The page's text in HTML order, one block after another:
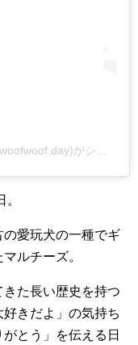
愛玩犬の一種でギ
ルチーズ。
た長い歴史を持つ
きだよ」の気持ち
とう」を伝える日